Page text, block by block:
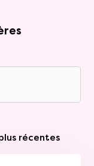
récentes